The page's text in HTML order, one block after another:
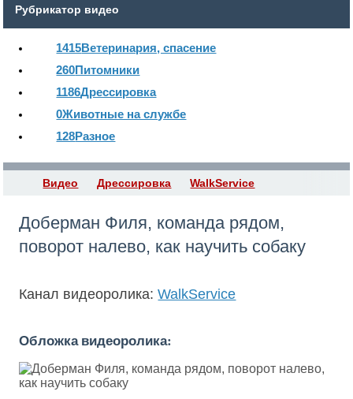
Рубрикатор видео
1415Ветеринария, спасение
260Питомники
1186Дрессировка
0Животные на службе
128Разное
Видео Дрессировка WalkService
Доберман Филя, команда рядом,
поворот налево, как научить собаку
Канал видеоролика:WalkService
Обложка видеоролика: